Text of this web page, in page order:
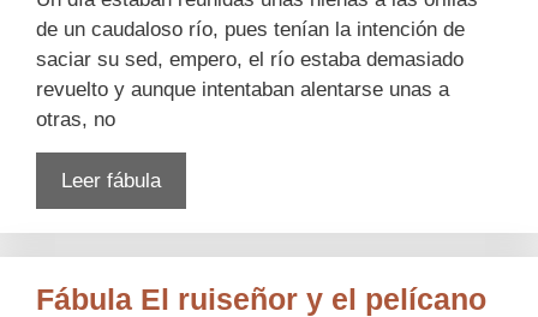
de un caudaloso río, pues tenían la intención de
saciar su sed, empero, el río estaba demasiado
revuelto y aunque intentaban alentarse unas a
otras, no
Leer fábula
Fábula El ruiseñor y el pelícano